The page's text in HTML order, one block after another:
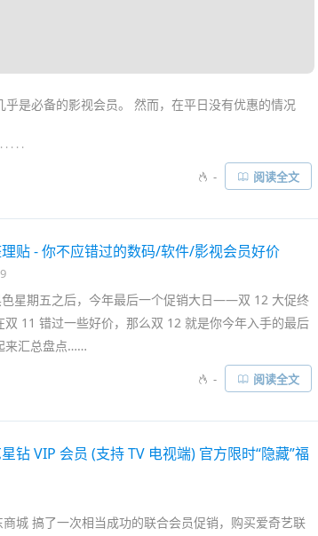
乎是必备的影视会员。 然而，在平日没有优惠的情况
—— 以 138 元买爱奇艺 VIP 年卡会
以说是绝对的超值了，对于喜欢看剧看电视，同时又有
. . . . .
- 阅读全文
贴 - 你不应错过的数码/软件/影视会员好价
星期五之后，今年最后一个促销大日——双 12 大促终
11 错过一些好价，那么双 12 就是你今年入手的最后
来汇总盘点……
- 阅读全文
钻 VIP 会员 (支持 TV 电视端) 官方限时“隐藏”福
城 搞了一次相当成功的联合会员促销，购买爱奇艺联